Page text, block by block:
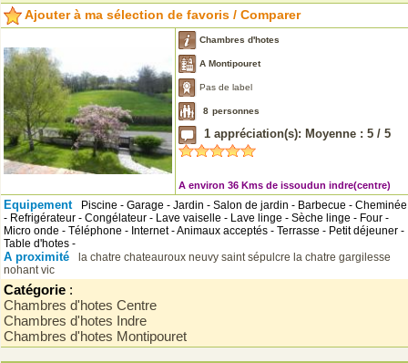
Ajouter à ma sélection de favoris / Comparer
Chambres d'hotes
A Montipouret
Pas de label
8 personnes
1 appréciation(s): Moyenne : 5 / 5
A environ 36 Kms de issoudun indre(centre)
Equipement
Piscine - Garage - Jardin - Salon de jardin - Barbecue - Cheminée
- Refrigérateur - Congélateur - Lave vaiselle - Lave linge - Sèche linge - Four -
Micro onde - Téléphone - Internet - Animaux acceptés - Terrasse - Petit déjeuner -
Table d'hotes -
A proximité la chatre chateauroux neuvy saint sépulcre la chatre gargilesse
nohant vic
Catégorie :
Chambres d'hotes Centre
Chambres d'hotes Indre
Chambres d'hotes Montipouret